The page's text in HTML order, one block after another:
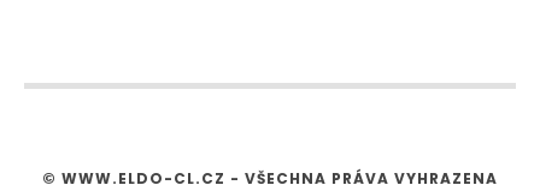
© WWW.ELDO-CL.CZ - VŠECHNA PRÁVA VYHRAZENA